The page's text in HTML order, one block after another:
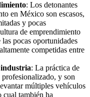
: Los detonantes
en México son escasos,
y pocas
de emprendimiento
pocas oportunidades
competidas entre
industria: La práctica de
y son
múltiples vehículos
cual también ha